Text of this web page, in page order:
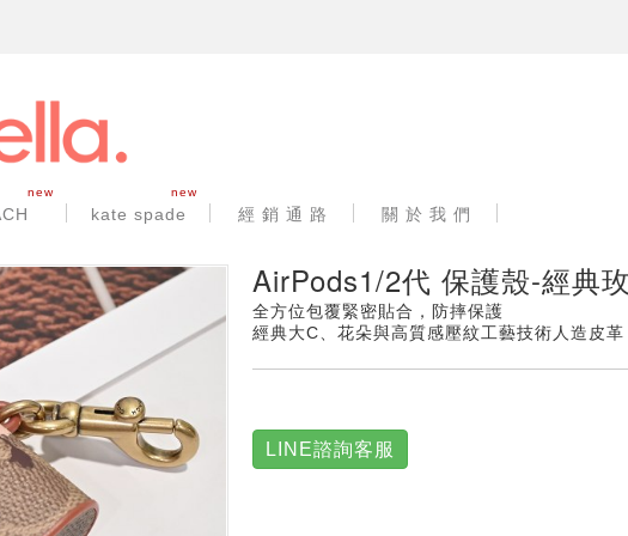
new new
kate spade 經 銷 通 路 關 於 我 們
AirPods1/2代 保護殼-經典
全方位包覆緊密貼合，防摔保護
經典大C、花朵與高質感壓紋工藝技術人造皮革
LINE諮詢客服